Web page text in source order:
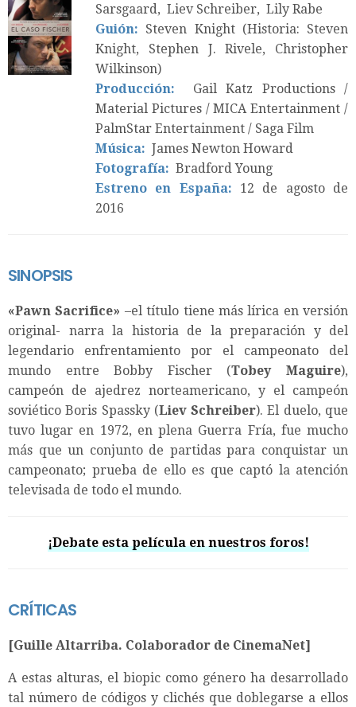
Sarsgaard, Liev Schreiber, Lily Rabe
Guión: Steven Knight (Historia: Steven
Knight, Stephen J. Rivele, Christopher
Wilkinson)
Producción:
Gail Katz Productions /
Material Pictures / MICA Entertainment /
PalmStar Entertainment / Saga Film
Música: James Newton Howard
Fotografía: Bradford Young
Estreno en España: 12 de agosto de
2016
SINOPSIS
«Pawn Sacrifice» –el título tiene más lírica en versión
original- narra la historia de la preparación y del
legendario enfrentamiento por el campeonato del
mundo entre Bobby Fischer (Tobey Maguire),
campeón de ajedrez norteamericano, y el campeón
soviético Boris Spassky (Liev Schreiber). El duelo, que
tuvo lugar en 1972, en plena Guerra Fría, fue mucho
más que un conjunto de partidas para conquistar un
campeonato; prueba de ello es que captó la atención
televisada de todo el mundo.
¡Debate esta película en nuestros foros!
CRÍTICAS
[Guille Altarriba. Colaborador de CinemaNet]
A estas alturas, el biopic como género ha desarrollado
tal número de códigos y clichés que doblegarse a ellos